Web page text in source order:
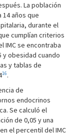
La población
años que
durante el
cumplían criterios
IMC se encontraba
obesidad cuando
y tablas de
16.
de
endocrinos
Se calculó el
de 0,05 y una
el percentil del IMC